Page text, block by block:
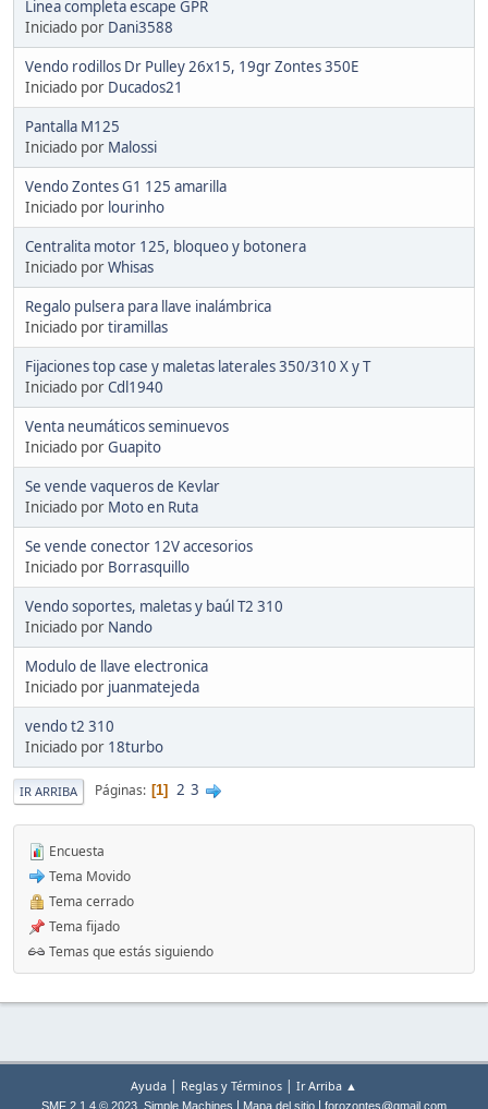
Linea completa escape GPR
Iniciado por Dani3588
Vendo rodillos Dr Pulley 26x15, 19gr Zontes 350E
Iniciado por Ducados21
Pantalla M125
Iniciado por Malossi
Vendo Zontes G1 125 amarilla
Iniciado por lourinho
Centralita motor 125, bloqueo y botonera
Iniciado porWhisas
Regalo pulsera para llave inalámbrica
Iniciado portiramillas
Fijaciones top case y maletas laterales 350/310 X y T
Iniciado porCdl1940
Venta neumáticos seminuevos
Iniciado porGuapito
Se vende vaqueros de Kevlar
Iniciado por Moto en Ruta
Se vende conector 12V accesorios
Iniciado por Borrasquillo
Vendo soportes, maletas y baúl T2 310
Iniciado por Nando
Modulo de llave electronica
Iniciado por juanmatejeda
vendo t2 310
Iniciado por 18turbo
IR ARRIBA Páginas 1 2 3
Encuesta
Tema Movido
Tema cerrado
Tema fijado
Temas que estás siguiendo
Ayuda | Reglas y Términos | Ir Arriba ▲
SMF 2.1.4 © 2023 Simple Machines Mapa del sitio forozontes@gmail.com